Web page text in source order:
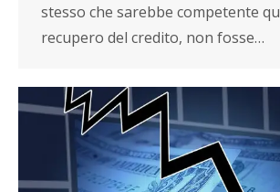
stesso che sarebbe competente
recupero del credito, non fosse…